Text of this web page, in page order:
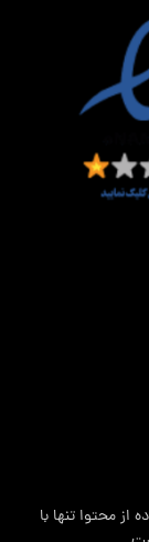
محتوا تنها با